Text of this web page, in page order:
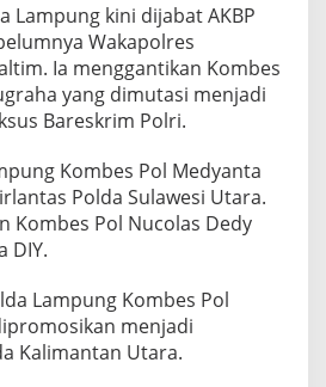
Lampung kini dijabat AKBP
Wakapolres
Ia menggantikan Kombes
yang dimutasi menjadi
Bareskrim Polri.
Kombes Pol Medyanta
Polda Sulawesi Utara.
Kombes Pol Nucolas Dedy
DIY.
Lampung Kombes Pol
menjadi
Kalimantan Utara.